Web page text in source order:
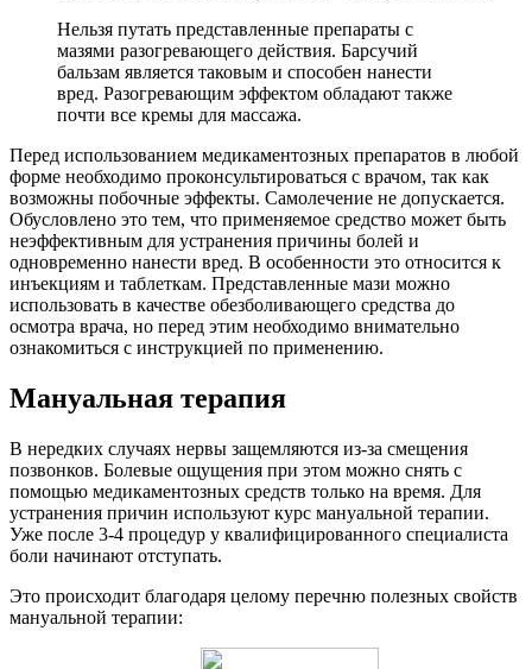
Нельзя путать представленные препараты с
мазями разогревающего действия. Барсучий
бальзам является таковым и способен нанести
вред. Разогревающим эффектом обладают также
почти все кремы для массажа.
Перед использованием медикаментозных препаратов в любой
форме необходимо проконсультироваться с врачом, так как
возможны побочные эффекты. Самолечение не допускается.
Обусловлено это тем, что применяемое средство может быть
неэффективным для устранения причины болей и
одновременно нанести вред. В особенности это относится к
инъекциям и таблеткам. Представленные мази можно
использовать в качестве обезболивающего средства до
осмотра врача, но перед этим необходимо внимательно
ознакомиться с инструкцией по применению.
Мануальная терапия
В нередких случаях нервы защемляются из-за смещения
позвонков. Болевые ощущения при этом можно снять с
помощью медикаментозных средств только на время. Для
устранения причин используют курс мануальной терапии.
Уже после 3-4 процедур у квалифицированного специалиста
боли начинают отступать.
Это происходит благодаря целому перечню полезных свойств
мануальной терапии: